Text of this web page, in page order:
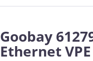
Goobay
Ethernet